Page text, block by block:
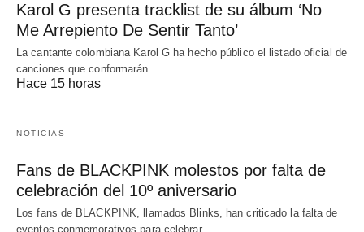
Karol G presenta tracklist de su álbum ‘No
Me Arrepiento De Sentir Tanto’
La cantante colombiana Karol G ha hecho público el listado oficial de
canciones que conformarán…
Hace 15 horas
NOTICIAS
Fans de BLACKPINK molestos por falta de
celebración del 10º aniversario
Los fans de BLACKPINK, llamados Blinks, han criticado la falta de
eventos conmemorativos para celebrar…